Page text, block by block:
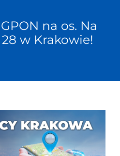
Praca
na os. Na
w Krakowie!